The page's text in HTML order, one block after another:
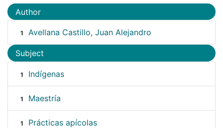
Author
1 Avellana Castillo, Juan Alejandro
Subject
1 Indígenas
1 Maestría
1 Prácticas apícolas